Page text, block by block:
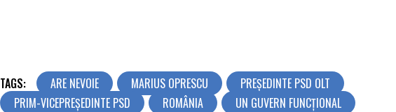
TAGS: ARE NEVOIE MARIUS OPRESCU
PREŞEDINTE PSD OLT
PRIM-VICEPREȘEDINTE PSD
ROMÂNIA UN GUVERN FUNCȚIONAL